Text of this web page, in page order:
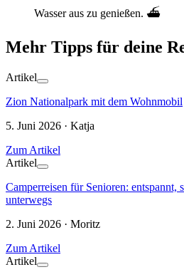
Wasser aus zu genießen. ⛴️
Mehr Tipps für deine
Artikel
Zion Nationalpark mit dem Wohnmobil
5. Juni 2026 · Katja
Zum Artikel
Artikel
Camperreisen für Senioren: entspannt,
unterwegs
2. Juni 2026 · Moritz
Zum Artikel
Artikel